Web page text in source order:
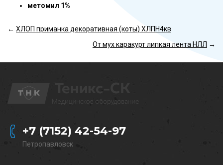
метомил 1%
← ХЛОП приманка декоративная (коты) ХЛПН4кв
От мух каракурт липкая лента НЛЛ →
+7 (7152) 42-54-97
Петропавловск